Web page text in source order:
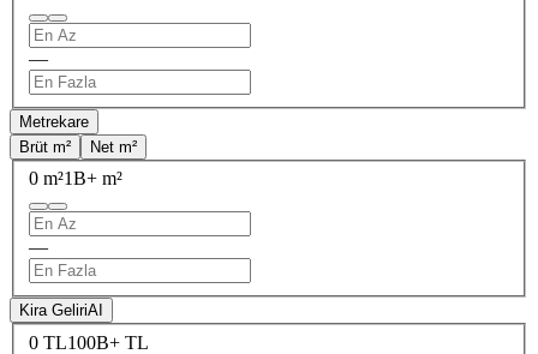
—
Metrekare
Brüt m²
Net m²
0 m²1B+ m²
—
Kira GeliriAI
0 TL100B+ TL